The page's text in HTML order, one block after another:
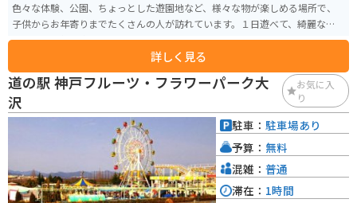
色々な体験、公園、ちょっとした遊園地など、様々な物が楽しめる場所で、
子供からお年寄りまでたくさんの人が訪れています。１日遊べて、綺麗な施設
なので雰囲気も楽しめるようになってます。
詳しく見る
道の駅 神戸フルーツ・フラワーパーク大
沢
お気に入
り
駐車： 駐車場あり
予算： 無料
混雑： 普通
滞在： 1時間